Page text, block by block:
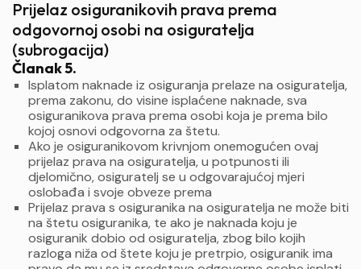
Prijelaz osiguranikovih prava prema
odgovornoj osobi na osiguratelja
(subrogacija)
Članak 5.
Isplatom naknade iz osiguranja prelaze na osiguratelja,
prema zakonu, do visine isplaćene naknade, sva
osiguranikova prava prema osobi koja je prema bilo
kojoj osnovi odgovorna za štetu.
Ako je osiguranikovom krivnjom onemogućen ovaj
prijelaz prava na osiguratelja, u potpunosti ili
djelomično, osiguratelj se u odgovarajućoj mjeri
oslobađa i svoje obveze prema
Prijelaz prava s osiguranika na osiguratelja ne može biti
na štetu osiguranika, te ako je naknada koju je
osiguranik dobio od osiguratelja, zbog bilo kojih
razloga niža od štete koju je pretrpio, osiguranik ima